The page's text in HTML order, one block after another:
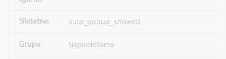
auto_popup_showed
Nepieciešams